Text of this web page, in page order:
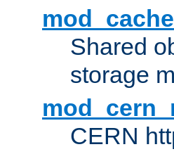
Shared
storage
CERN